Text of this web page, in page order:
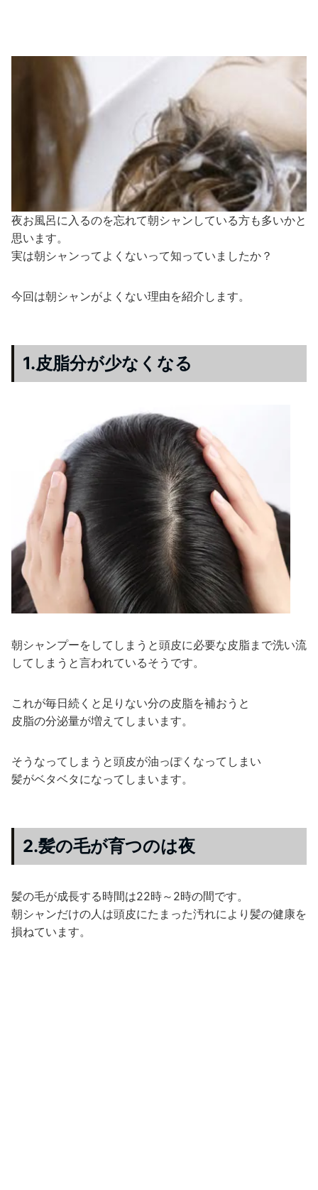
夜お風呂に入るのを忘れて朝シャンしている方も多いかと
思います。
実は朝シャンってよくないって知っていましたか？
今回は朝シャンがよくない理由を紹介します。
1.皮脂分が少なくなる
朝シャンプーをしてしまうと頭皮に必要な皮脂まで洗い流
してしまうと言われているそうです。
これが毎日続くと足りない分の皮脂を補おうと
皮脂の分泌量が増えてしまいます。
そうなってしまうと頭皮が油っぽくなってしまい
髪がベタベタになってしまいます。
2.髪の毛が育つのは夜
髪の毛が成長する時間は22時～2時の間です。
朝シャンだけの人は頭皮にたまった汚れにより髪の健康を
損ねています。